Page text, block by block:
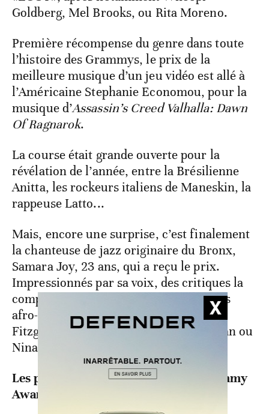
Goldberg, Mel Brooks, ou Rita Moreno.
Première récompense du genre dans toute
l’histoire des Grammys, le prix de la
meilleure musique d’un jeu vidéo est allé à
l’Américaine Stephanie Economou, pour la
musique d’Assassin’s Creed Valhalla: Dawn
Of Ragnarok.
La course était grande ouverte pour la
révélation de l’année, entre la Brésilienne
Anitta, les rockeurs italiens de Maneskin, la
rappeuse Latto...
Mais, encore une surprise, c’est finalement
la chanteuse de jazz originaire du Bronx,
Samara Joy, 23 ans, qui a reçu le prix.
Impressionnés par sa voix, des critiques la
comparent déjà aux grandes chanteuses
afro-américaines de jazz comme Ella
Fitzgerald, Billie Holiday, Sarah Vaughan ou
Nina Simone.
Les principales récompenses aux Grammy
Awards 2023